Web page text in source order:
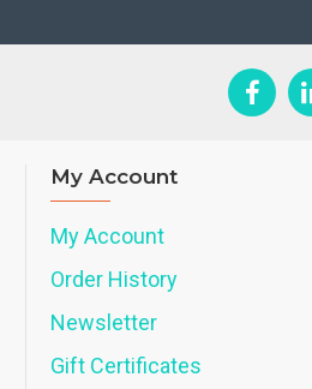
My Account
My Account
Order History
Newsletter
Gift Certificates